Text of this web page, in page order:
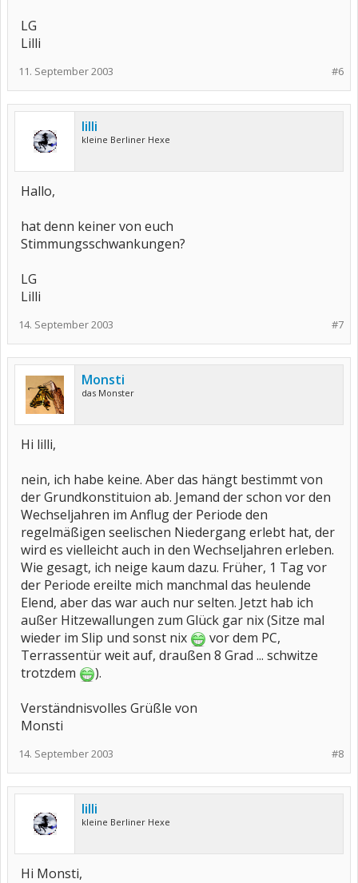
LG
Lilli
#6
11. September 2003
lilli
kleine Berliner Hexe
Hallo,
hat denn keiner von euch
Stimmungsschwankungen?
LG
Lilli
#7
14. September 2003
Monsti
das Monster
Hi lilli,
nein, ich habe keine. Aber das hängt bestimmt von
der Grundkonstituion ab. Jemand der schon vor den
Wechseljahren im Anflug der Periode den
regelmäßigen seelischen Niedergang erlebt hat, der
wird es vielleicht auch in den Wechseljahren erleben.
Wie gesagt, ich neige kaum dazu. Früher, 1 Tag vor
der Periode ereilte mich manchmal das heulende
Elend, aber das war auch nur selten. Jetzt hab ich
außer Hitzewallungen zum Glück gar nix (Sitze mal
wieder im Slip und sonst nix
vor dem PC,
Terrassentür weit auf, draußen 8 Grad ... schwitze
trotzdem
).
Verständnisvolles Grüßle von
Monsti
#8
14. September 2003
lilli
kleine Berliner Hexe
Hi Monsti,